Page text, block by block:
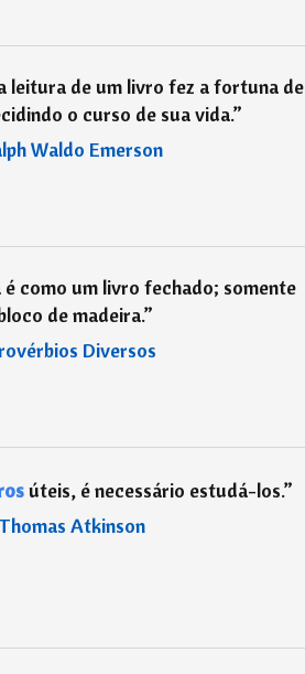
leitura de um livro fez a fortuna de
o curso de sua vida.”
Waldo Emerson
é como um livro fechado; somente
de madeira.”
Diversos
úteis, é necessário estudá-los.”
Thomas Atkinson